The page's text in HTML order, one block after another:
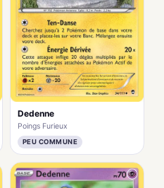
Dedenne
Poings Furieux
PEU COMMUNE